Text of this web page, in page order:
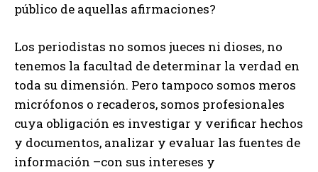
público de aquellas afirmaciones?
Los periodistas no somos jueces ni dioses, no
tenemos la facultad de determinar la verdad en
toda su dimensión. Pero tampoco somos meros
micrófonos o recaderos, somos profesionales
cuya obligación es investigar y verificar hechos
y documentos, analizar y evaluar las fuentes de
información –con sus intereses y